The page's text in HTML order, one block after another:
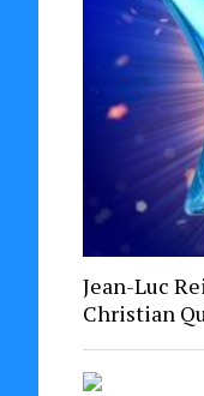
Jean-Luc
Christian